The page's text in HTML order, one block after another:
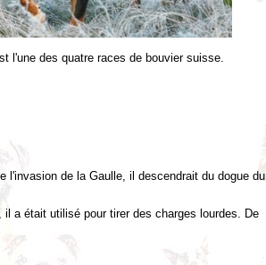
l'une des quatre races de bouvier suisse.
l'invasion de la Gaulle, il descendrait du dogue du
a était utilisé pour tirer des charges lourdes. De